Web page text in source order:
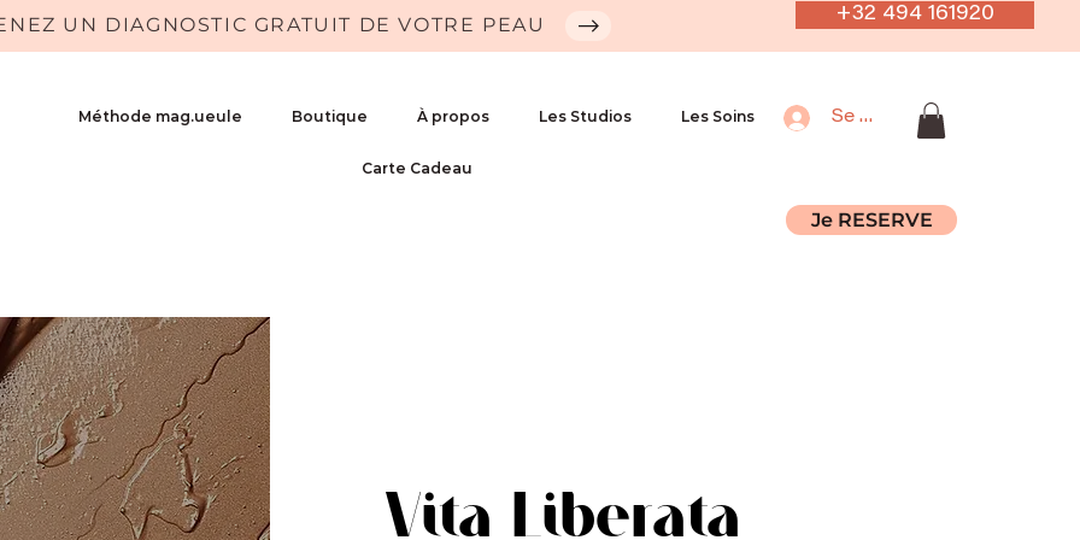
UN DIAGNOSTIC GRATUIT DE VOTRE PEAU +32 494 161920
Méthode mag.ueule Boutique À propos Les Studios Les Soins
Carte Cadeau
Se connecter
Je RESERVE
Vita Liberata